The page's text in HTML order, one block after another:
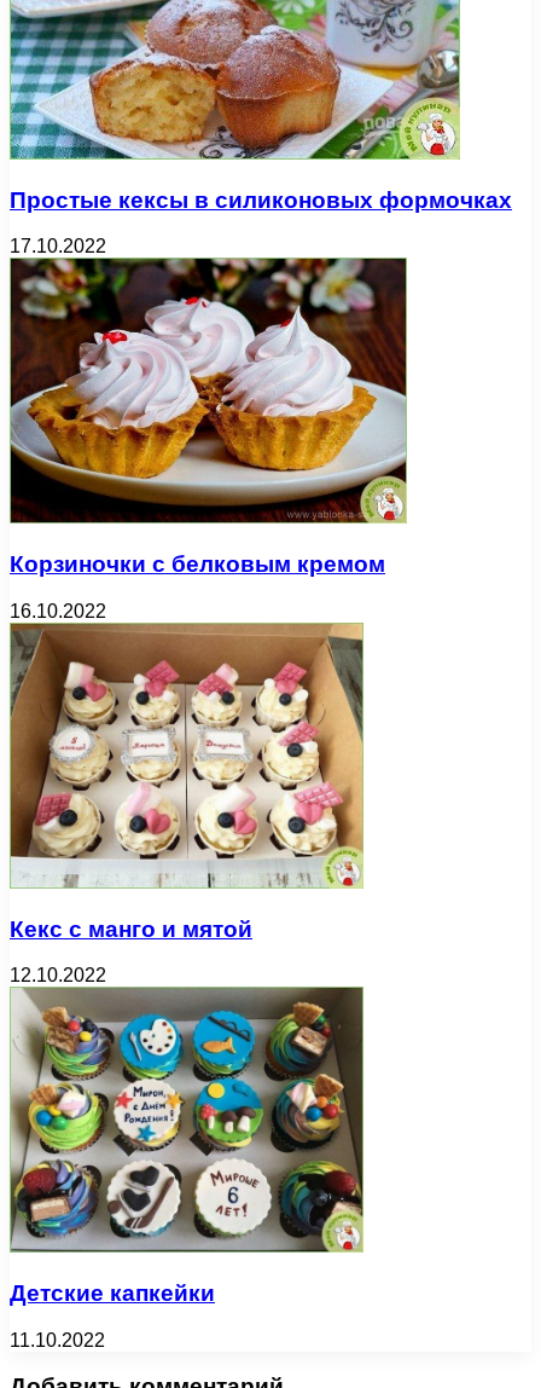
Простые кексы в силиконовых формочках
17.10.2022
Корзиночки с белковым кремом
16.10.2022
Кекс с манго и мятой
12.10.2022
Детские капкейки
11.10.2022